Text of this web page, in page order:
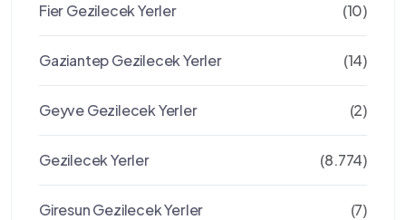
Fier Gezilecek Yerler (10)
Gaziantep Gezilecek Yerler (14)
Geyve Gezilecek Yerler (2)
Gezilecek Yerler (8.774)
Giresun Gezilecek Yerler (7)